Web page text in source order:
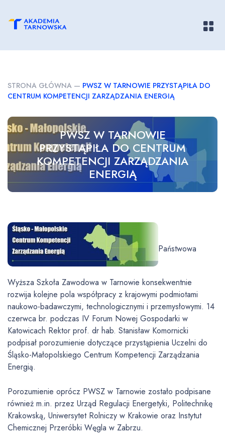
STRONA GŁÓWNA — PWSZ W TARNOWIE PRZYSTĄPIŁA DO
CENTRUM KOMPETENCJI ZARZĄDZANIA ENERGIĄ
PWSZ W TARNOWIE
PRZYSTĄPIŁA DO CENTRUM
KOMPETENCJI ZARZĄDZANIA
ENERGIĄ
Państwowa
Wyższa Szkoła Zawodowa w Tarnowie konsekwentnie
rozwija kolejne pola współpracy z krajowymi podmiotami
naukowo-badawczymi, technologicznymi i przemysłowymi. 14
czerwca br. podczas IV Forum Nowej Gospodarki w
Katowicach Rektor prof. dr hab. Stanisław Komornicki
podpisał porozumienie dotyczące przystąpienia Uczelni do
Śląsko-Małopolskiego Centrum Kompetencji Zarządzania
Energią.
Porozumienie oprócz PWSZ w Tarnowie zostało podpisane
również m.in. przez Urząd Regulacji Energetyki, Politechnikę
Krakowską, Uniwersytet Rolniczy w Krakowie oraz Instytut
Chemicznej Przeróbki Węgla w Zabrzu.